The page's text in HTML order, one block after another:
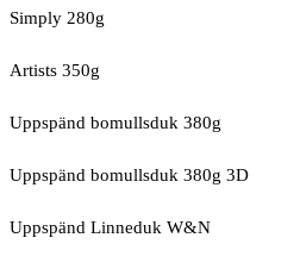
Simply 280g
Artists 350g
Uppspänd bomullsduk 380g
Uppspänd bomullsduk 380g 3D
Uppspänd Linneduk W&N